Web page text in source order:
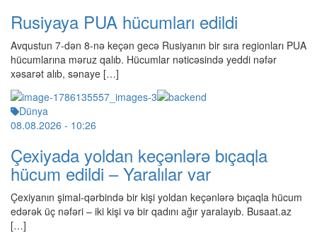
Rusiyaya PUA hücumları edildi
Avqustun 7-dən 8-nə keçən gecə Rusiyanın bir sıra regionları PUA
hücumlarına məruz qalıb. Hücumlar nəticəsində yeddi nəfər
xəsarət alıb, sənaye […]
Dünya
08.08.2026 - 10:26
Çexiyada yoldan keçənlərə bıçaqla
hücum edildi – Yaralılar var
Çexiyanın şimal-qərbində bir kişi yoldan keçənlərə bıçaqla hücum
edərək üç nəfəri – iki kişi və bir qadını ağır yaralayıb. Busaat.az
[…]